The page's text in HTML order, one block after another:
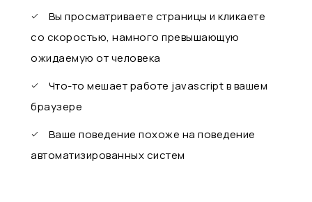
Вы просматриваете страницы и кликаете
со скоростью, намного превышающую
ожидаемую от человека
Что-то мешает работе javascript в вашем
браузере
Ваше поведение похоже на поведение
автоматизированных систем